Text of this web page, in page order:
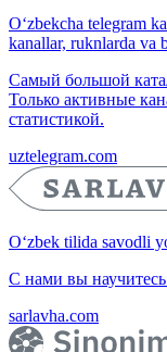
O‘zbekcha telegram
kanallar, ruknlarda va
Самый большой
Только активные
статистикой.
uztelegram.com
O‘zbek tilida savodli
С нами вы научитесь
sarlavha.com